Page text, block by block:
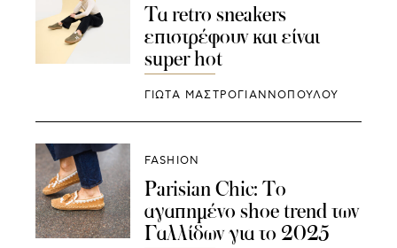
Τα retro sneakers
επιστρέφουν και είναι
super hot
ΓΙΩΤΑ ΜΑΣΤΡΟΓΙΑΝΝΟΠΟΥΛΟΥ
FASHION
Parisian Chic: Το
αγαπημένο shoe trend των
Γαλλίδων για το 2025